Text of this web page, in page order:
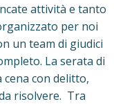
attività e tanto
per noi
un team di giudici
La serata di
con delitto,
risolvere. Tra